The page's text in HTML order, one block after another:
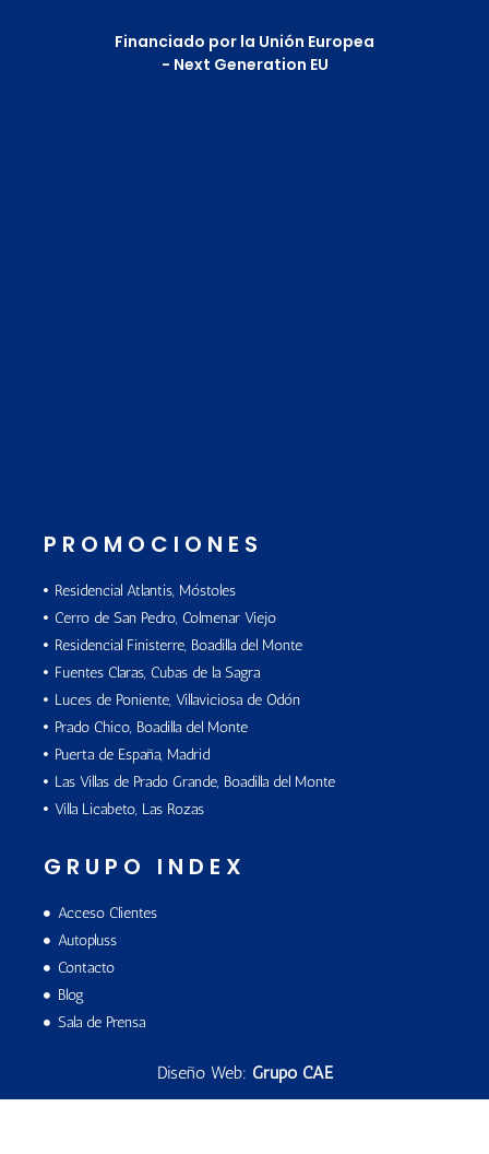
Financiado por la Unión Europea
- Next Generation EU
PROMOCIONES
Residencial Atlantis, Móstoles
Cerro de San Pedro, Colmenar Viejo
Residencial Finisterre, Boadilla del Monte
Fuentes Claras, Cubas de la Sagra
Luces de Poniente, Villaviciosa de Odón
Prado Chico, Boadilla del Monte
Puerta de España, Madrid
Las Villas de Prado Grande, Boadilla del Monte
Villa Licabeto, Las Rozas
GRUPO INDEX
Acceso Clientes
Autopluss
Contacto
Blog
Sala de Prensa
Diseño Web: Grupo CAE